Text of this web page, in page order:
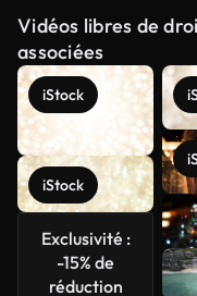
Vidéos libres de
associées
iStock
iStock
Exclusivité :
-15% de
réduction